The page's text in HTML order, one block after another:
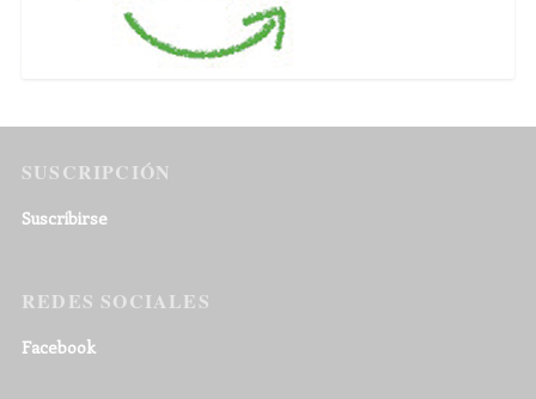
SUSCRIPCIÓN
Suscribirse
REDES SOCIALES
Facebook